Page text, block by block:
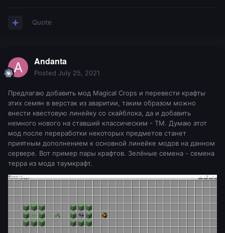
Quote
Andanta
Posted July 25, 2021
Предлагаю добавить мод Magical Crops и перевести крафты
этих семян в верстак из аваритии, таким образом можно
внести квестовую линейку со скайблока, да и добавить
немного нового на ставший классическим - ТМ. Думаю этот
мод после переработки некоторых предметов станет
приятным дополнением к основной линейке модов на данном
сервере. Вот пример пары крафтов. Зелёные семена - семена
терра из мода таумкрафт.